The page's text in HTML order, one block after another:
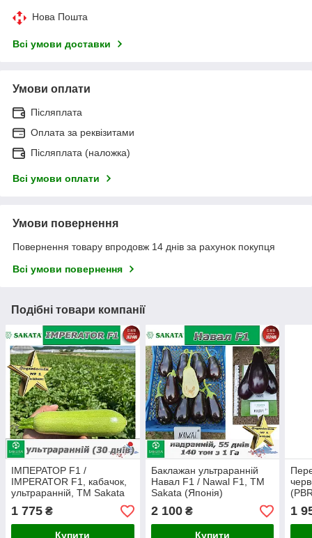
Нова Пошта
Всі умови доставки
Умови оплати
Післяплата
Оплата за реквізитами
Післяплата (наложка)
Всі умови оплати
Умови повернення
Повернення товару впродовж 14 днів за рахунок покупця
Всі умови повернення
Подібні товари компанії
ІМПЕРАТОР F1 /
IMPERATOR F1, кабачок,
ультраранній, ТМ Sakata
(Японія)
1 775 ₴
Купити
Баклажан ультраранній
Навал F1 / Nawal F1, ТМ
Sakata (Японія)
2 100₴
Купити
1